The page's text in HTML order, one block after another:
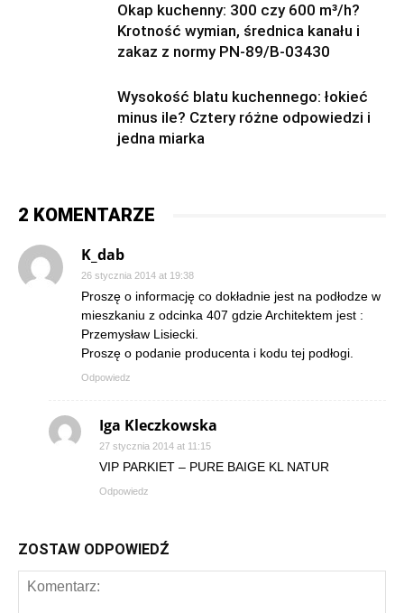
Okap kuchenny: 300 czy 600 m³/h?
Krotność wymian, średnica kanału i
zakaz z normy PN-89/B-03430
Wysokość blatu kuchennego: łokieć
minus ile? Cztery różne odpowiedzi i
jedna miarka
2 KOMENTARZE
K_dab
26 stycznia 2014 at 19:38
Proszę o informację co dokładnie jest na podłodze w
mieszkaniu z odcinka 407 gdzie Architektem jest :
Przemysław Lisiecki.
Proszę o podanie producenta i kodu tej podłogi.
Odpowiedz
Iga Kleczkowska
27 stycznia 2014 at 11:15
VIP PARKIET – PURE BAIGE KL NATUR
Odpowiedz
ZOSTAW ODPOWIEDŹ